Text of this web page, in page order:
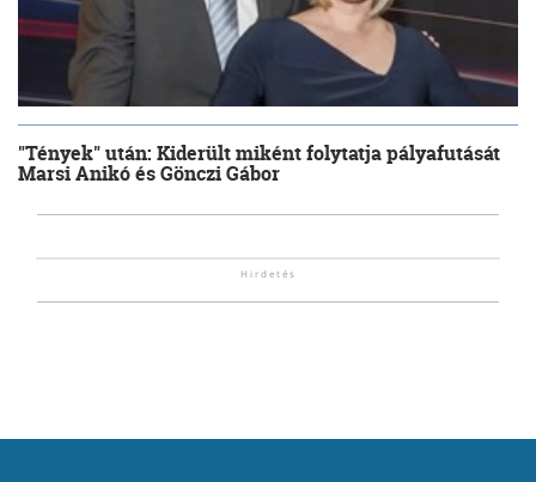
"Tények" után: Kiderült miként folytatja pályafutását
Marsi Anikó és Gönczi Gábor